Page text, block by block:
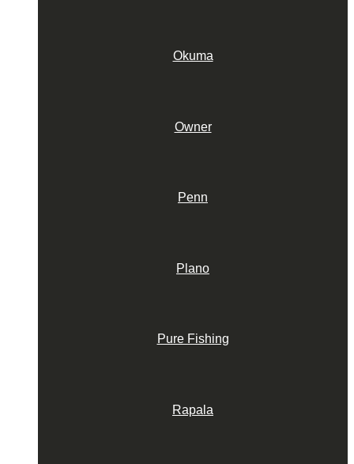
Okuma
Owner
Penn
Plano
Pure Fishing
Rapala